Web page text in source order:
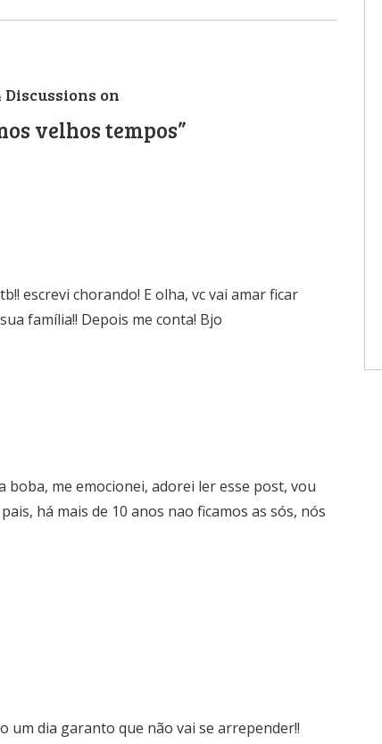
Discussions on
velhos tempos”
escrevi chorando! E olha, vc vai amar ficar
família!! Depois me conta! Bjo
boba, me emocionei, adorei ler esse post, vou
há mais de 10 anos nao ficamos as sós, nós
um dia garanto que não vai se arrepender!!